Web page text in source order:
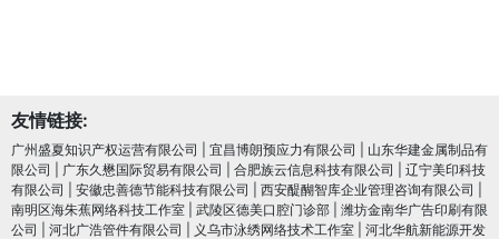
友情链接:
广州盛夏知识产权运营有限公司 宜昌博朗预应力有限公司
山东华建金属制品有
限公司
广东久懋国际贸易有限公司 合肥族云信息科技有限公司
辽宁美印科技
有限公司
安徽忠善德节能科技有限公司 西安醍醐智库企业管理咨询有限公司
南明区海朱蕉网络科技工作室
武陵区德美口腔门诊部
潍坊金南华广告印刷有限
公司
河北广浩管件有限公司 义乌市泳绣网络技术工作室
河北华航新能源开发